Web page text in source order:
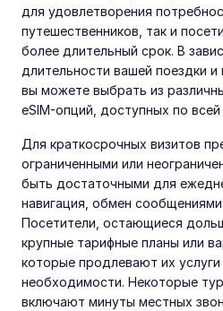
для удовлетворения
путешественников, так и
более длительный срок. В
длительности вашей поездки
вы можете выбрать из
eSIM-опций, доступных по всей
Для краткосрочных визитов
ограниченными или
быть достаточными для
навигация, обмен сообщениями
Посетители, остающиеся
крупные тарифные планы или
которые продлевают их
необходимости. Некоторые
включают минуты местных